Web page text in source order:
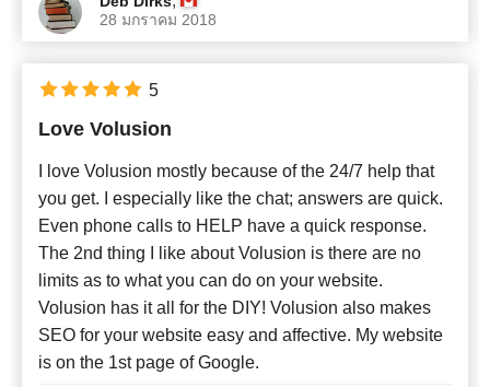
28 มกราคม 2018
Love Volusion
I love Volusion mostly because of the 24/7 help that
you get. I especially like the chat; answers are quick.
Even phone calls to HELP have a quick response.
The 2nd thing I like about Volusion is there are no
limits as to what you can do on your website.
Volusion has it all for the DIY! Volusion also makes
SEO for your website easy and affective. My website
is on the 1st page of Google.
5